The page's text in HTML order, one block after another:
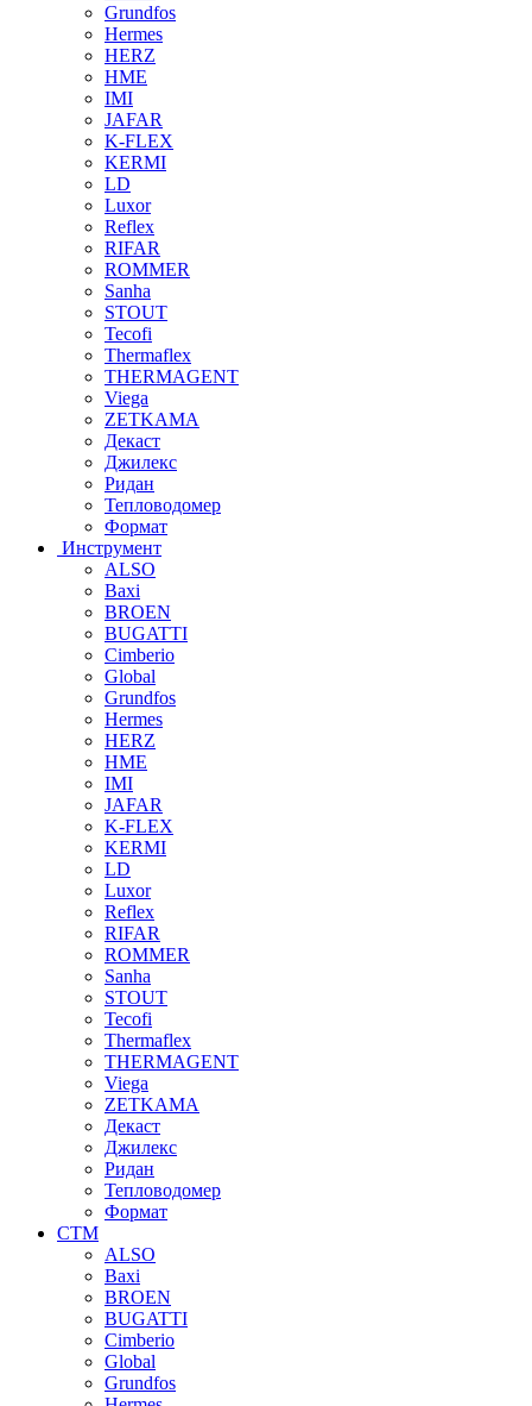
Grundfos
Hermes
HERZ
HME
IMI
JAFAR
K-FLEX
KERMI
LD
Luxor
Reflex
RIFAR
ROMMER
Sanha
STOUT
Tecofi
Thermaflex
THERMAGENT
Viega
ZETKAMA
Декаст
Джилекс
Ридан
Тепловодомер
Формат
Инструмент
ALSO
Baxi
BROEN
BUGATTI
Cimberio
Global
Grundfos
Hermes
HERZ
HME
IMI
JAFAR
K-FLEX
KERMI
LD
Luxor
Reflex
RIFAR
ROMMER
Sanha
STOUT
Tecofi
Thermaflex
THERMAGENT
Viega
ZETKAMA
Декаст
Джилекс
Ридан
Тепловодомер
Формат
СТМ
ALSO
Baxi
BROEN
BUGATTI
Cimberio
Global
Grundfos